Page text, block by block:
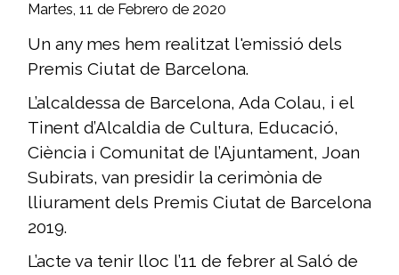
Martes, 11 de Febrero de 2020
Un any mes hem realitzat l'emissió dels
Premis Ciutat de Barcelona.
L’alcaldessa de Barcelona, Ada Colau, i el
Tinent d’Alcaldia de Cultura, Educació,
Ciència i Comunitat de l’Ajuntament, Joan
Subirats, van presidir la cerimònia de
lliurament dels Premis Ciutat de Barcelona
2019.
L’acte va tenir lloc l’11 de febrer al Saló de